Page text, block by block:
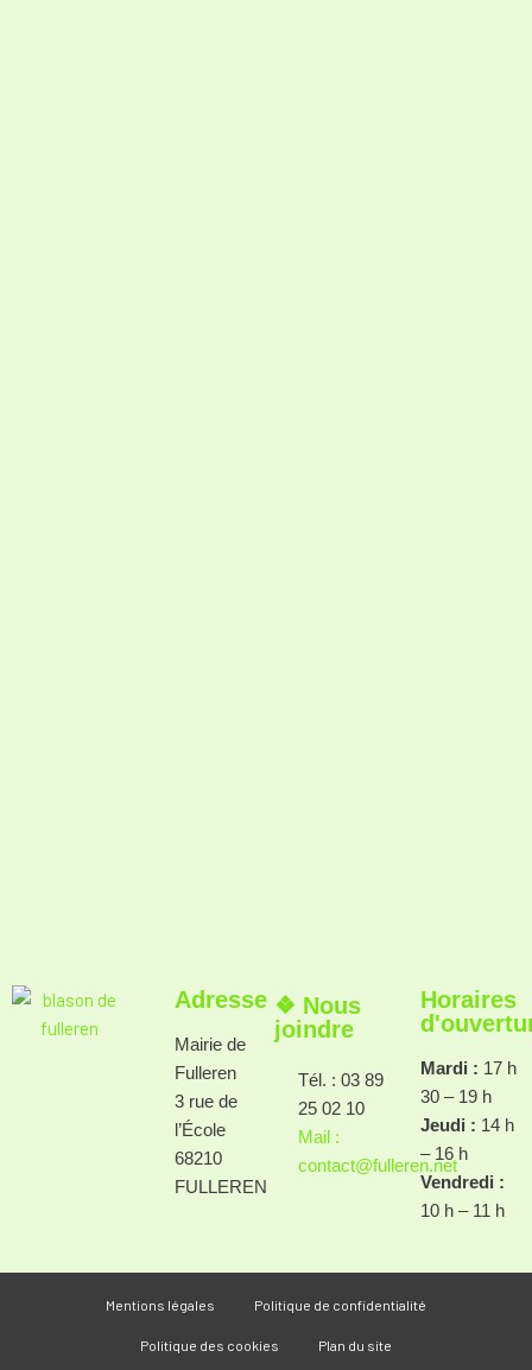
Adresse
Mairie de
Fulleren
3 rue de
l’École
68210
FULLEREN
❖ Nous
joindre
Tél. : 03 89
25 02 10
Mail :
contact@fulleren.net
Horaires
Mardi : 17 h
30 – 19 h
Jeudi : 14 h
– 16 h
Vendredi :
10 h – 11 h
Mentions légales Politique de confidentialité
Politique des cookies Plan du site